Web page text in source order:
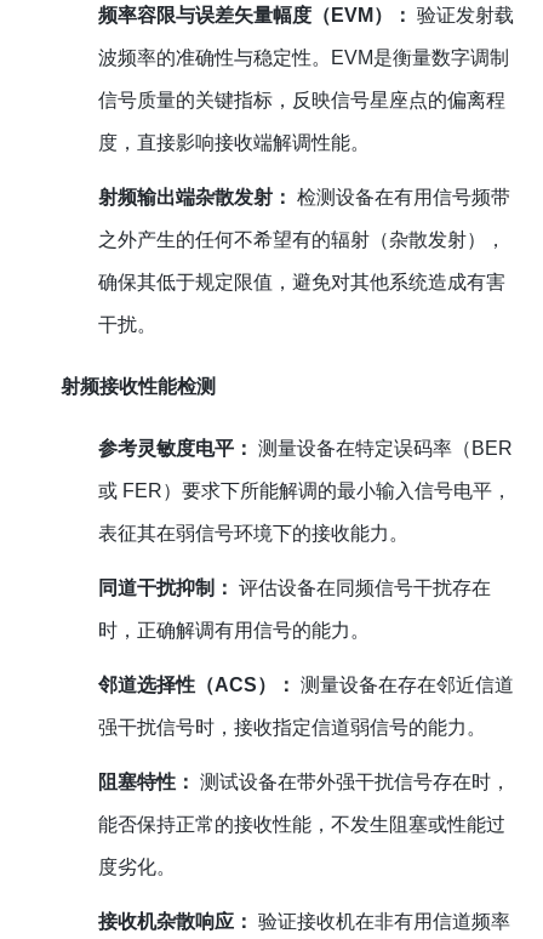
频率容限与误差矢量幅度（EVM）： 验证发射载
波频率的准确性与稳定性。EVM是衡量数字调制
信号质量的关键指标，反映信号星座点的偏离程
度，直接影响接收端解调性能。
射频输出端杂散发射： 检测设备在有用信号频带
之外产生的任何不希望有的辐射（杂散发射），
确保其低于规定限值，避免对其他系统造成有害
干扰。
射频接收性能检测
参考灵敏度电平： 测量设备在特定误码率（BER
或 FER）要求下所能解调的最小输入信号电平，
表征其在弱信号环境下的接收能力。
同道干扰抑制： 评估设备在同频信号干扰存在
时，正确解调有用信号的能力。
邻道选择性（ACS）： 测量设备在存在邻近信道
强干扰信号时，接收指定信道弱信号的能力。
阻塞特性： 测试设备在带外强干扰信号存在时，
能否保持正常的接收性能，不发生阻塞或性能过
度劣化。
接收机杂散响应： 验证接收机在非有用信道频率